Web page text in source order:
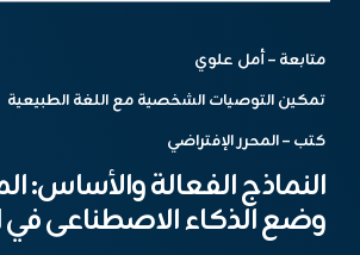
متابعة – أمل علوي
تمكين التوصيات الشخصية مع اللغة الطبيعية
كتب – المحرر الإفتراضي
النماذج الفعالة والأساس:
وضع الذكاء الاصطناعى في